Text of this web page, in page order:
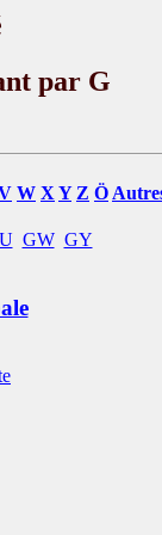
par G
W X Y Z Ö
GW GY